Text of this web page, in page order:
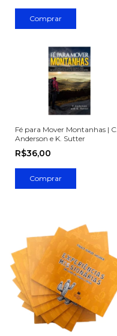
Fé para Mover Montanhas | C.
Anderson e K. Sutter
R$36,00